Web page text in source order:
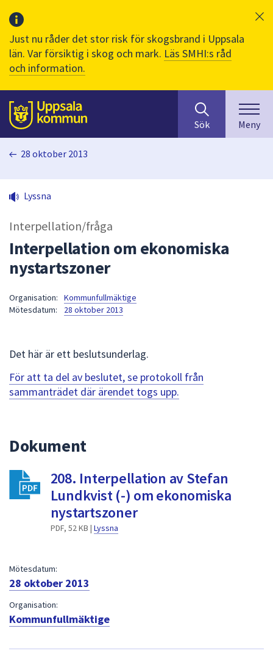
Just nu råder det stor risk för skogsbrand i Uppsala
län. Var försiktig i skog och mark. Läs SMHI:s råd
och information.
Till sidans
huvudinnehåll
efter
innehåll
på
sökfältet
kommer
för
att
navigera
för
att
Sök Meny
28 oktober 2013
Lyssna
Interpellation/fråga
Interpellation om ekonomiska
nystartszoner
Organisation:
Kommunfullmäktige
Mötesdatum:
28 oktober 2013
Det här är ett beslutsunderlag.
För att ta del av beslutet, se protokoll från
sammanträdet där ärendet togs upp.
Dokument
208. Interpellation av Stefan
Lundkvist (-) om ekonomiska
nystartszoner
PDF, 52 KB | Lyssna
Mötesdatum:
28 oktober 2013
Organisation:
Kommunfullmäktige